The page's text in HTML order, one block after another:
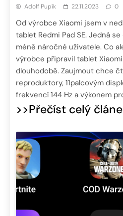
Adolf Pupík 22.11.2023 0
Od výrobce Xiaomi jsem v
tablet Redmi Pad SE. Jedná
méně náročné uživatele. Co
výrobce připravil tablet
dlouhodobě. Zaujmout chce
reproduktory, 11palcovým
frekvencí 144 Hz a výkonem
>>Přečíst celý